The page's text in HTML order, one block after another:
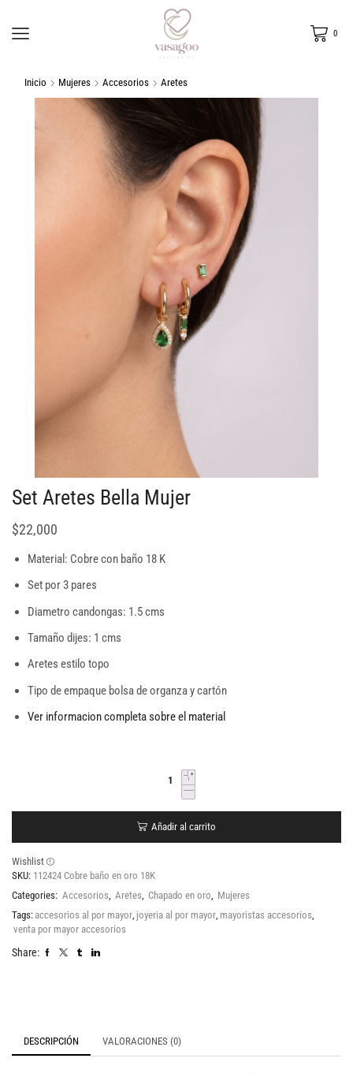
0
Inicio Mujeres Accesorios Aretes
Set Aretes Bella Mujer
$22,000
Material: Cobre con baño 18 K
Set por 3 pares
Diametro candongas: 1.5 cms
Tamaño dijes: 1 cms
Aretes estilo topo
Tipo de empaque bolsa de organza y cartón
Ver informacion completa sobre el material
Añadir al carrito
Wishlist
SKU: 112424 Cobre baño en oro 18K
Categories: Accesorios Aretes Chapado en oro
Mujeres
Tags: accesorios al por mayor joyeria al por mayor mayoristas accesorios
venta por mayor accesorios
Share:
DESCRIPCIÓN VALORACIONES (0)